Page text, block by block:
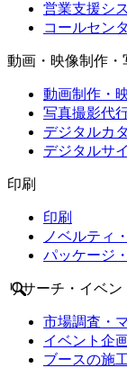
営業支援シ
コールセン
動画・映像制作
動画制作・
写真撮影代
デジタルカ
デジタルサ
印刷
印刷
ノベルティ
パッケージ
リサーチ・イベン
市場調査・
イベント企
ブースの施